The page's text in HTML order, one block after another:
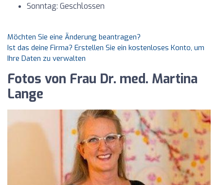
Sonntag: Geschlossen
Möchten Sie eine Änderung beantragen?
Ist das deine Firma? Erstellen Sie ein kostenloses Konto, um
Ihre Daten zu verwalten
Fotos von Frau Dr. med. Martina
Lange